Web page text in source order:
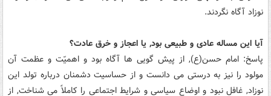
نوزاد آگاه نگردند.
آیا این مساله عادی و طبیعی بود, یا اعجاز و خرق عادت؟
پاسخ: امام حسن(ع), از پیش گویی ها آگاه بود و اهمیّت و عظمت آن
مولود را نیز به درستی می دانست و از حساسیت دشمنان درباره تولد این
نوزاد, غافل نبود و اوضاع سیاسی و شرایط اجتماعی را کاملاً می شناخت, از